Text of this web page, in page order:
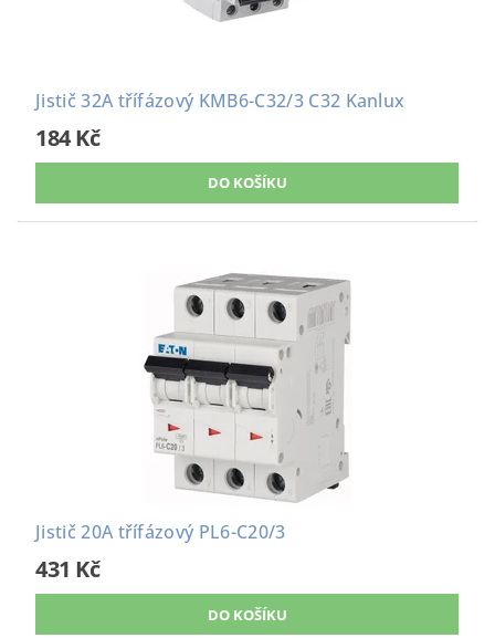
Jistič 32A třífázový KMB6-C32/3 C32 Kanlux
184 Kč
Jistič 20A třífázový PL6-C20/3
431 Kč